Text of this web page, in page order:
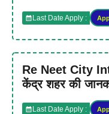
Last Date Apply :
Re Neet City
केंद्र शहर की
Last Date Apply :